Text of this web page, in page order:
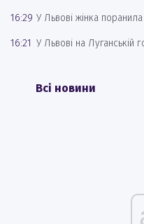
16:29 У Львові жінка
16:21 У Львові на Луганській
Всі новини